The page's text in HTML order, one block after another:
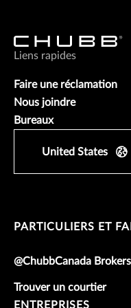
Liens rapides
Faire une réclamation
Nous joindre
Bureaux
United States
PARTICULIERS ET
@ChubbCanada
Trouver un courtier
ENTREPRISES